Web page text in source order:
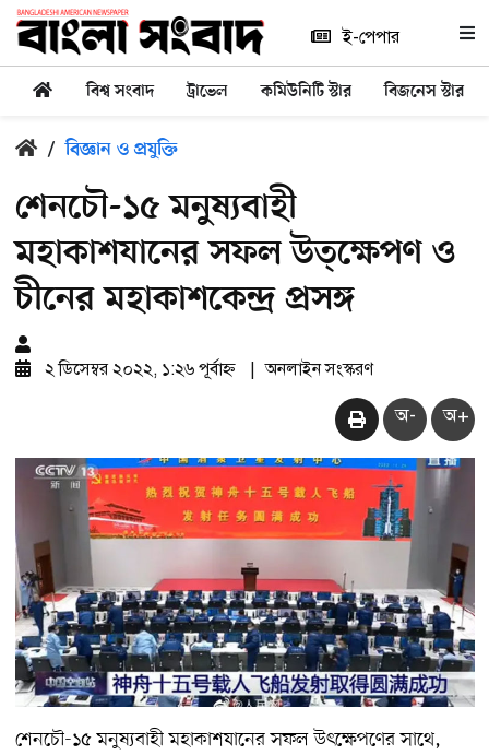
ই-পেপার
বিশ্ব সংবাদ ট্রাভেল কমিউনিটি স্টার বিজনেস স্টার
/ বিজ্ঞান ও প্রযুক্তি
শেনচৌ-১৫ মনুষ্যবাহী
মহাকাশযানের সফল উত্ক্ষেপণ ও
চীনের মহাকাশকেন্দ্র প্রসঙ্গ
২ ডিসেম্বর ২০২২, ১:২৬ পূর্বাহ্ন অনলাইন সংস্করণ
অ- অ+
শেনচৌ-১৫ মনুষ্যবাহী মহাকাশযানের সফল উৎক্ষেপণের সাথে,